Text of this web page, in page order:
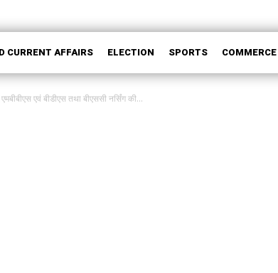
CURRENT AFFAIRS ELECTION SPORTS COMMERCE
एवं बीडीएस तथा बीएससी नर्सिंग की...